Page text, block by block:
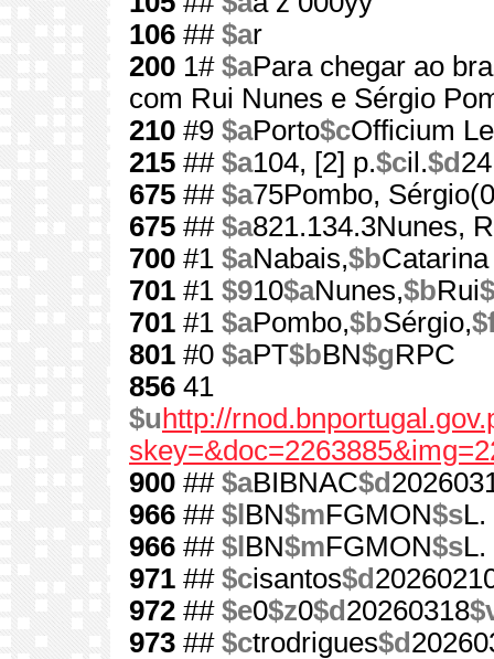
106 ## $ar
200 1# $aPara chegar ao
com Rui Nunes e Sérgio
210 #9 $aPorto$cOfficium
215 ## $a104, [2] p.$cil.$d
675 ## $a75Pombo,
675 ## $a821.134.3Nunes,
700 #1 $aNabais,$b
701 #1 $910$aNunes,$bRui
701 #1 $aPombo,$bSérgio,
801 #0 $aPT$bBN$gRPC
856 41
$u http://
900 ## $aBIBNAC$d
966 ## $l BN$mFGMON$sL.
966 ## $l BN$mFGMON$sL.
971 ## $cisantos$d
972 ## $e0$z0$d 20260318
973 ## $ctrodrigues$d